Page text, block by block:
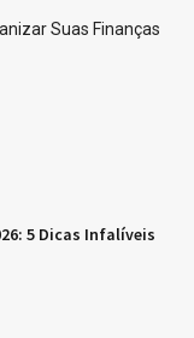
Suas Finanças
5 Dicas Infalíveis